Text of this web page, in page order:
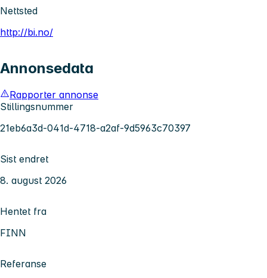
Nettsted
http://bi.no/
Annonsedata
Rapporter annonse
Stillingsnummer
21eb6a3d-041d-4718-a2af-9d5963c70397
Sist endret
8. august 2026
Hentet fra
FINN
Referanse